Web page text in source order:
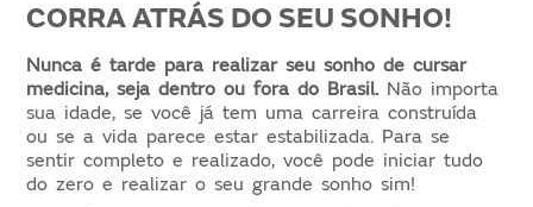
CORRA ATRÁS DO SEU SONHO!
Nunca é tarde para realizar seu sonho de cursar
medicina, seja dentro ou fora do Brasil.Não importa
sua idade, se você já tem uma carreira construída
ou se a vida parece estar estabilizada. Para se
sentir completo e realizado, você pode iniciar tudo
do zero e realizar o seu grande sonho sim!